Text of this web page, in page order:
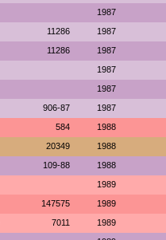
1987
11286 1987
11286 1987
1987
1987
906-87 1987
584 1988
20349 1988
109-88 1988
1989
147575 1989
7011 1989